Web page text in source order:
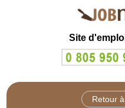
Site
Retour